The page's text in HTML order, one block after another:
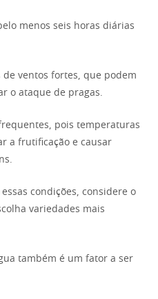
menos seis horas diárias
ventos fortes, que podem
o ataque de pragas.
pois temperaturas
a frutificação e causar
condições, considere o
variedades mais
também é um fator a ser